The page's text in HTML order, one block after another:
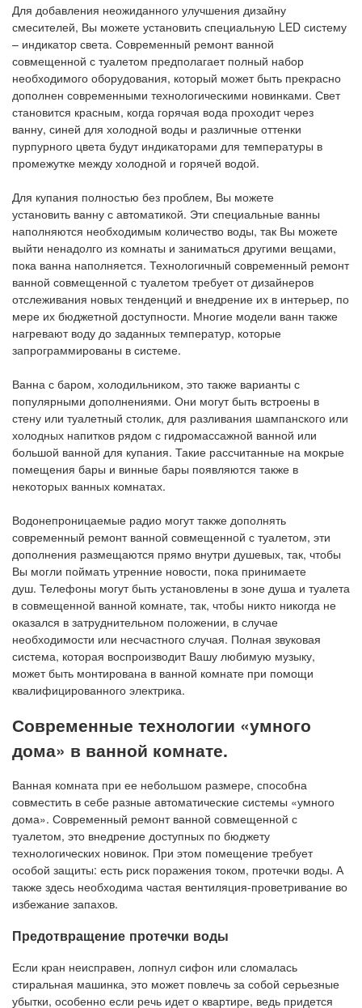
Для добавления неожиданного улучшения дизайну
смесителей, Вы можете установить специальную LED систему
– индикатор света. Современный ремонт ванной
совмещенной с туалетом предполагает полный набор
необходимого оборудования, который может быть прекрасно
дополнен современными технологическими новинками. Свет
становится красным, когда горячая вода проходит через
ванну, синей для холодной воды и различные оттенки
пурпурного цвета будут индикаторами для температуры в
промежутке между холодной и горячей водой.
Для купания полностью без проблем, Вы можете
установить ванну с автоматикой. Эти специальные ванны
наполняются необходимым количество воды, так Вы можете
выйти ненадолго из комнаты и заниматься другими вещами,
пока ванна наполняется. Технологичный современный ремонт
ванной совмещенной с туалетом требует от дизайнеров
отслеживания новых тенденций и внедрение их в интерьер, по
мере их бюджетной доступности. Многие модели ванн также
нагревают воду до заданных температур, которые
запрограммированы в системе.
Ванна с баром, холодильником, это также варианты с
популярными дополнениями. Они могут быть встроены в
стену или туалетный столик, для разливания шампанского или
холодных напитков рядом с гидромассажной ванной или
большой ванной для купания. Такие рассчитанные на мокрые
помещения бары и винные бары появляются также в
некоторых ванных комнатах.
Водонепроницаемые радио могут также дополнять
современный ремонт ванной совмещенной с туалетом, эти
дополнения размещаются прямо внутри душевых, так, чтобы
Вы могли поймать утренние новости, пока принимаете
душ. Телефоны могут быть установлены в зоне душа и туалета
в совмещенной ванной комнате, так, чтобы никто никогда не
оказался в затруднительном положении, в случае
необходимости или несчастного случая. Полная звуковая
система, которая воспроизводит Вашу любимую музыку,
может быть монтирована в ванной комнате при помощи
квалифицированного электрика.
Современные технологии «умного
дома» в ванной комнате.
Ванная комната при ее небольшом размере, способна
совместить в себе разные автоматические системы «умного
дома». Современный ремонт ванной совмещенной с
туалетом, это внедрение доступных по бюджету
технологических новинок. При этом помещение требует
особой защиты: есть риск поражения током, протечки воды. А
также здесь необходима частая вентиляция-проветривание во
избежание запахов.
Предотвращение протечки воды
Если кран неисправен, лопнул сифон или сломалась
стиральная машинка, это может повлечь за собой серьезные
убытки, особенно если речь идет о квартире, ведь придется